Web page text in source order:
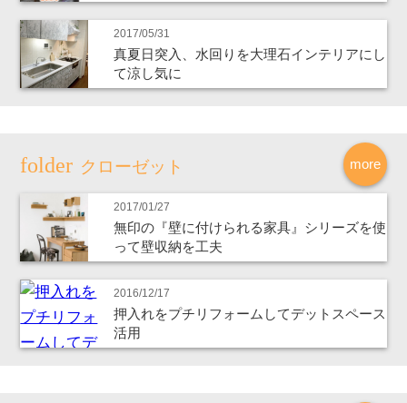
2017/05/31
真夏日突入、水回りを大理石インテリアにし
て涼し気に
more
クローゼット
2017/01/27
無印の『壁に付けられる家具』シリーズを使
って壁収納を工夫
2016/12/17
押入れをプチリフォームしてデットスペース
活用